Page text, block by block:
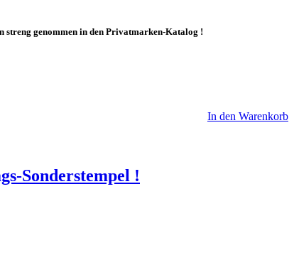
streng genommen in den Privatmarken-Katalog !
In den Warenkorb
Sonderstempel !